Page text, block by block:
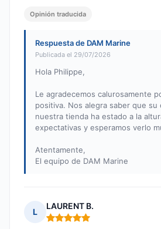
Opinión traducida
Respuesta de DAM Marine
Publicada el 29/07/2026
Hola Philippe,
Le agradecemos calurosamente
positiva. Nos alegra saber que su
nuestra tienda ha estado a la
expectativas y esperamos verlo
Atentamente,
El equipo de DAM Marine
L
LAURENT B.
Nota: 5 de 5